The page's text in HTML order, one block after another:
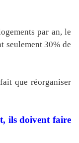
par an, le
seulement 30% de
que réorganiser
ils doivent faire